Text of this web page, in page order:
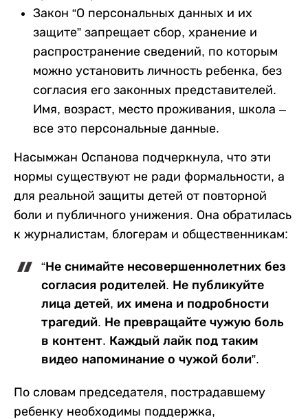
Закон “О персональных данных и их
защите” запрещает сбор, хранение и
распространение сведений, по которым
можно установить личность ребенка, без
согласия его законных представителей.
Имя, возраст, место проживания, школа –
все это персональные данные.
Насымжан Оспанова подчеркнула, что эти
нормы существуют не ради формальности, а
для реальной защиты детей от повторной
боли и публичного унижения. Она обратилась
к журналистам, блогерам и общественникам:
“Не снимайте несовершеннолетних без
согласия родителей. Не публикуйте
лица детей, их имена и подробности
трагедий. Не превращайте чужую боль
в контент. Каждый лайк под таким
видео напоминание о чужой боли”.
По словам председателя, пострадавшему
ребенку необходимы поддержка,